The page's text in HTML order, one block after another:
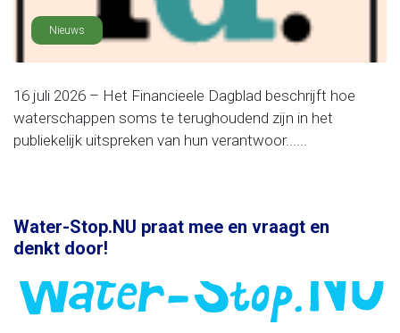
Nieuws
16 juli 2026 – Het Financieele Dagblad beschrijft hoe
waterschappen soms te terughoudend zijn in het
publiekelijk uitspreken van hun verantwoor......
Water-Stop.NU praat mee en vraagt en
denkt door!